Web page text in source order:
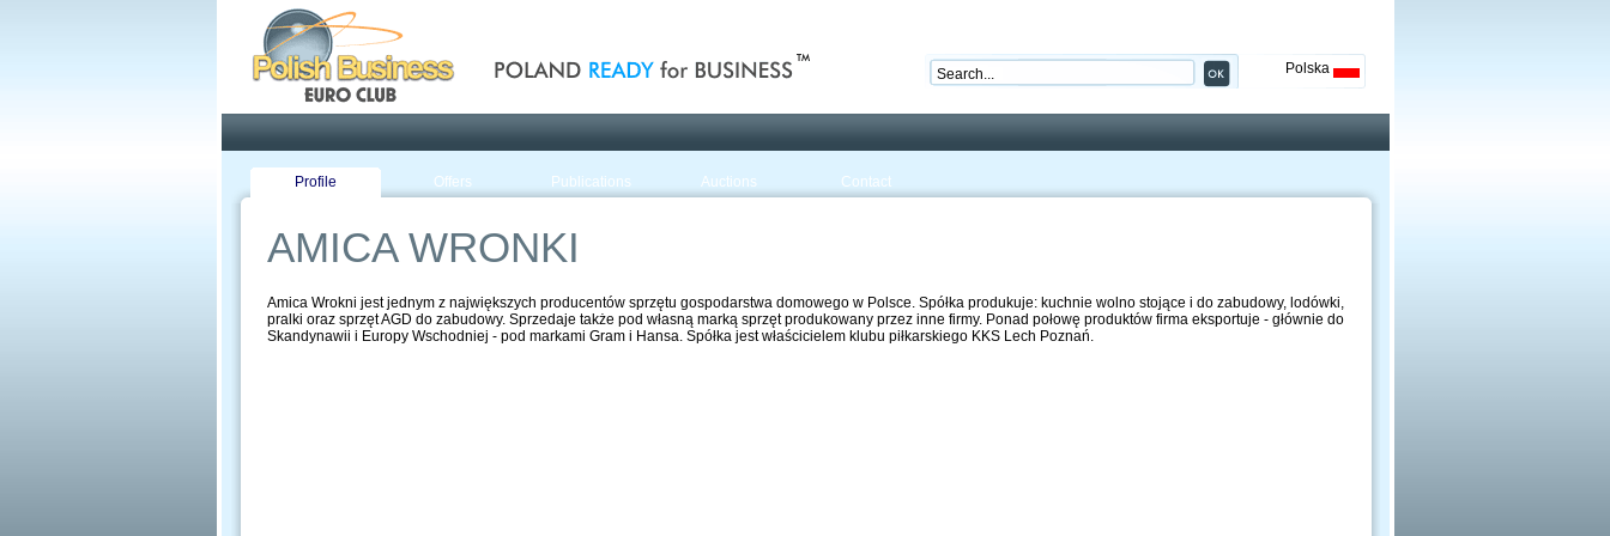
Polska
Profile Offers Publications Auctions Contact
AMICA WRONKI
Amica Wrokni jest jednym z największych producentów sprzętu gospodarstwa domowego w Polsce. Spółka produkuje: kuchnie wolno stojące i do zabudowy, lodówki,
pralki oraz sprzęt AGD do zabudowy. Sprzedaje także pod własną marką sprzęt produkowany przez inne firmy. Ponad połowę produktów firma eksportuje - głównie do
Skandynawii i Europy Wschodniej - pod markami Gram i Hansa. Spółka jest właścicielem klubu piłkarskiego KKS Lech Poznań.